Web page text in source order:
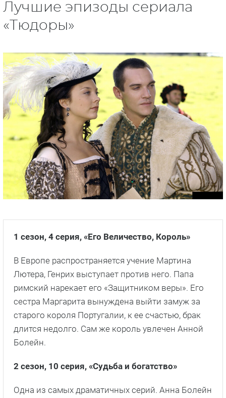
Лучшие эпизоды сериала
«Тюдоры»
1 сезон, 4 серия, «Его Величество, Король»
В Европе распространяется учение Мартина
Лютера, Генрих выступает против него. Папа
римский нарекает его «Защитником веры». Его
сестра Маргарита вынуждена выйти замуж за
старого короля Португалии, к ее счастью, брак
длится недолго. Сам же король увлечен Анной
Болейн.
2 сезон, 10 серия, «Судьба и богатство»
Одна из самых драматичных серий. Анна Болейн